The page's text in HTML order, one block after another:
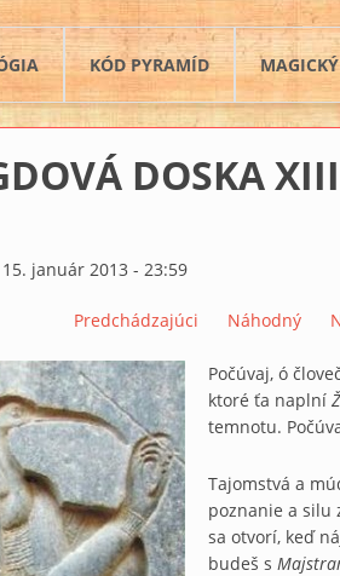
KÓD PYRAMÍD
DOSKA
15. január 2013 - 23:59
Predchádzajúci Náhodný
Počúvaj, ó
ktoré ťa naplní
temnotu.
Tajomstvá a
poznanie a silu
sa otvorí, keď
budeš s